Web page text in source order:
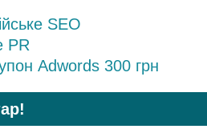
SEO
PR
Adwords 300 грн